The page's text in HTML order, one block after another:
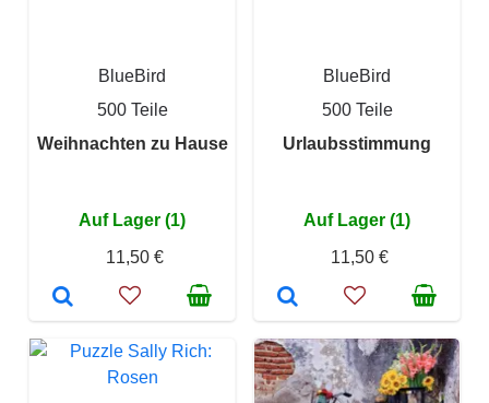
BlueBird
500 Teile
Weihnachten zu Hause
Auf Lager (1)
11,50 €
BlueBird
500 Teile
Urlaubsstimmung
Auf Lager (1)
11,50 €